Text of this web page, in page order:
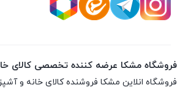
فروشگاه مشکا عرضه کننده تخصصی کالای
فروشگاه انلاین مشکا فروشنده کالای خانه و